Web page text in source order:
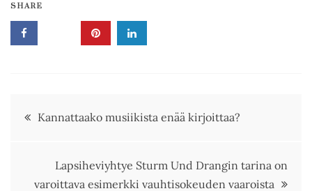
SHARE
Artikkelien
Kannattaako musiikista enää kirjoittaa?
Lapsiheviyhtye Sturm Und Drangin tarina on
varoittava esimerkki vauhtisokeuden vaaroista